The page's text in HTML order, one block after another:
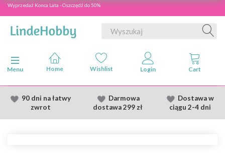
Wyprzedaż Konca Lata - Oszczędź do 50%
Przełącz nawigację
Menu
90 dni na łatwy
zwrot
Darmowa
dostawa299 zł
Dostawaw
ciągu 2-4 dni